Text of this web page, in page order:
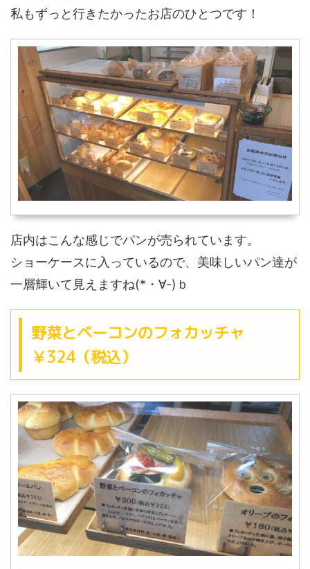
私もずっと行きたかったお店のひとつです！
店内はこんな感じでパンが売られています。
ショーケースに入っているので、美味しいパン達が
一層輝いて見えますね(*・∀-)ｂ
野菜とベーコンのフォカッチャ
￥324（税込）